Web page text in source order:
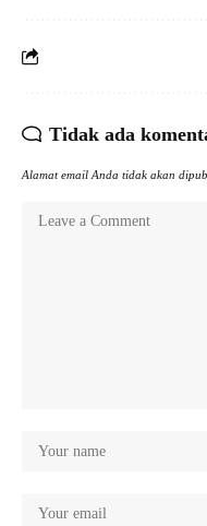
Tidak ada
Alamat email Anda tidak akan